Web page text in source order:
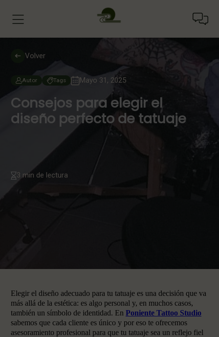
Volver
Autor Tags Mayo 31, 2025
Consejos para elegir el
diseño perfecto de tatuaje
3 min de lectura
Elegir el diseño adecuado para tu tatuaje es una decisión que va
más allá de la estética: es algo personal y, en muchos casos,
también un símbolo de identidad. En Poniente Tattoo Studio
sabemos que cada cliente es único y por eso te ofrecemos
asesoramiento profesional para que tu tatuaje sea un reflejo fiel